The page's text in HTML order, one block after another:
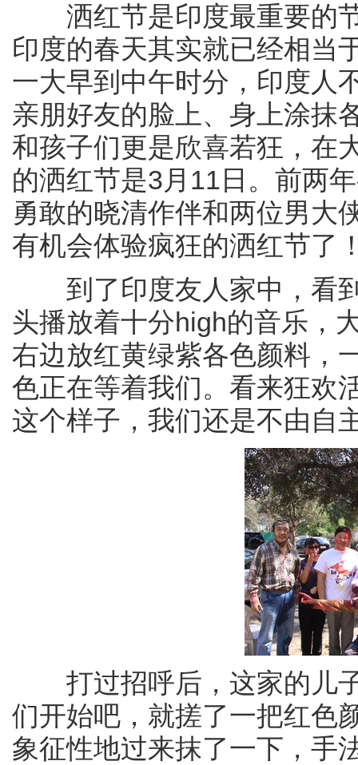
洒红节是印度最重要的节
印度的春天其实就已经相当
一大早到中午时分，印度人
亲朋好友的脸上、身上涂抹
和孩子们更是欣喜若狂，在
的洒红节是3月11日。前两
勇敢的晓清作伴和两位男大
有机会体验疯狂的洒红节了
到了印度友人家中，看到
头播放着十分high的音乐，
右边放红黄绿紫各色颜料，
色正在等着我们。看来狂欢
这个样子，我们还是不由自
打过招呼后，这家的儿子
们开始吧，就搓了一把红色
象征性地过来抹了一下，手